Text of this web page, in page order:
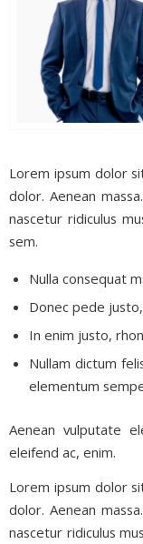
Lorem ipsum dolor
dolor. Aenean
nascetur ridiculus
sem.
Nulla consequat
Donec pede
In enim justo,
Nullam dictum
elementum
Aenean vulputate
eleifend ac, enim.
Lorem ipsum dolor
dolor. Aenean
nascetur ridiculus